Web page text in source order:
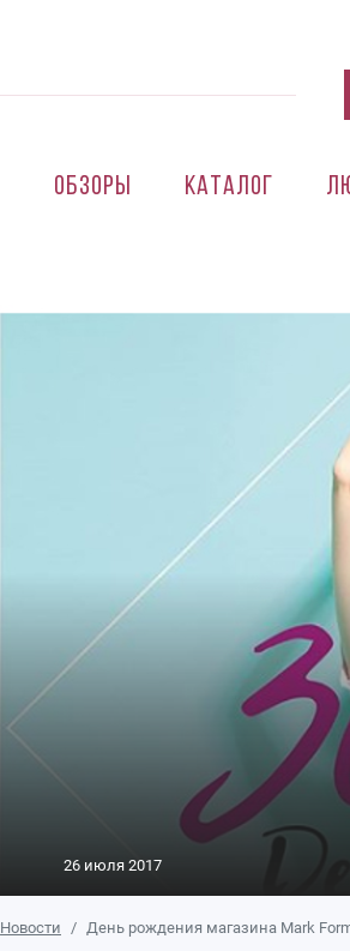
Обзоры Каталог
26 июля 2017
Новости День рождения магазина Mark